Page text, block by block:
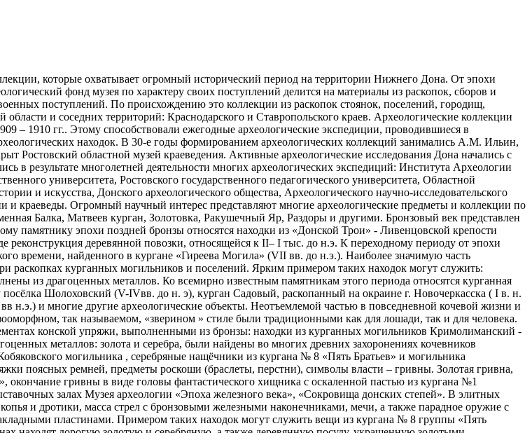
которые охватывает огромный исторический период на территории Нижнего Дона. От эпохи
фонд музея по характеру своих поступлений делится на материалы из раскопок, сборов и
поступлений. По происхождению это коллекции из раскопок стоянок, поселений, городищ,
и соседних территорий: Краснодарского и Ставропольского краев. Археологические коллекции
– 1910 гг.. Этому способствовали ежегодные археологические экспедиции, проводившиеся в
находок. В 30-е годы формированием археологических коллекций занимались А.М. Ильин,
Ростовский областной музей краеведения. Активные археологические исследования Дона начались с
в результате многолетней деятельности многих археологических экспедиций: Института Археологии
университета, Ростовского государственного педагогического университета, Областной
и искусства, Донского археологического общества, Археологического научно-исследовательского
краеведы. Огромный научный интерес представляют многие археологические предметы и коллекции по
Балка, Матвеев курган, Золотовка, Ракушечный Яр, Раздоры и другими. Бронзовый век представлен
памятнику эпохи поздней бронзы относятся находки из «Донской Трои» - Ливенцовской крепости
реконструкция деревянной повозки, относящейся к II– I тыс. до н.э. К переходному периоду от эпохи
времени, найденного в кургане «Гиреева Могила» (VII вв. до н.э.). Наиболее значимую часть
раскопках курганных могильников и поселений. Ярким примером таких находок могут служить:
из драгоценных металлов. Ко всемирно известным памятникам этого периода относятся курганная
Шолоховский (V-IVвв. до н. э), курган Садовый, раскопанный на окраине г. Новочеркасска ( I в. н.
н.э.) и многие другие археологические объекты. Неотъемлемой частью в повседневной кочевой жизни и
так называемом, «зверином » стиле были традиционными как для лошади, так и для человека.
конской упряжи, выполненными из бронзы: находки из курганных могильников Кримолиманский -
металлов: золота и серебра, были найдены во многих древних захоронениях кочевников
могильника , серебряные нащёчники из кургана № 8 «Пять Братьев» и могильника
поясных ремней, предметы роскоши (браслеты, перстни), символы власти – гривны. Золотая гривна,
гривны в виде головы фантастического хищника с оскаленной пастью из кургана №1
залах Музея археологии «Эпоха железного века», «Сокровища донских степей». В элитных
и дротики, масса стрел с бронзовыми железными наконечниками, мечи, а также парадное оружие с
пластинами. Примером таких находок могут служить вещи из кургана № 8 группы «Пять